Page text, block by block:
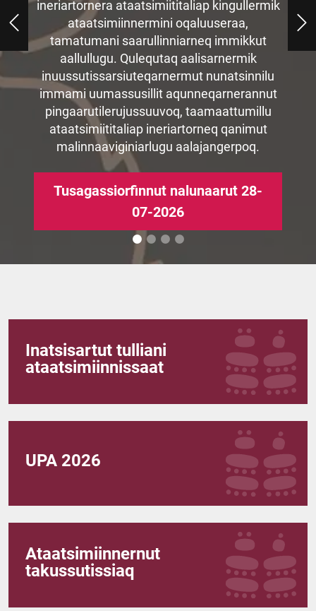
ineriartornera ataatsimiititaliap kingullermik
ataatsimiinnermini oqaluuseraa,
tamatumani saarullinniarneq immikkut
aallullugu. Qulequtaq aalisarnermik
inuussutissarsiuteqarnermut nunatsinnilu
immami uumassusillit aqunneqarnerannut
pingaarutilerujussuuvoq, taamaattumillu
ataatsimiititaliap ineriartorneq qanimut
malinnaaviginiarlugu aalajangerpoq.
Tusagassiorfinnut nalunaarut 28-
07-2026
Tusagassiorfinnut nalunaarut
13.07.2026
2026 Ilulissanut, Qeqertarsuarmut
Qasigiannguanullu angalavoq.
Nutaarsiassaq 03.07.2026
qimarratigiuaraat?”
Tusagassiorfinnut nalunaarut
30.06.2026
Inatsisartut tulliani
ataatsimiinnissaat
UPA 2026
Ataatsimiinnernut
takussutissiaq